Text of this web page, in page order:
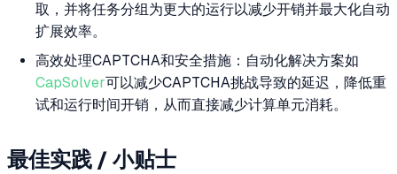
取，并将任务分组为更大的运行以减少开销并最大化自动
扩展效率。
高效处理CAPTCHA和安全措施：自动化解决方案如
CapSolver可以减少CAPTCHA挑战导致的延迟，降低重
试和运行时间开销，从而直接减少计算单元消耗。
最佳实践 / 小贴士